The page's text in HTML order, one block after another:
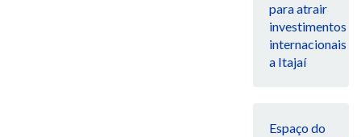
para atrair
investimentos
internacionais
a Itajaí
Espaço do